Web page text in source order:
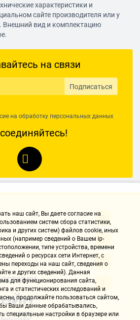
характеристики и
сайте производителя или у
Внешний вид и комплектацию
на связи
Подписаться
на обработку персональных данных
наш cайт, Вы даете согласие на
систем сбора статистики,
и других систем) файлов cookie, иных
(например сведений о Вашем ip-
типе устройства, времени
о ресурсах сети Интернет, с
переходы на наш сайт, сведения о
и других сведений). Данная
для функционирования сайта,
и статистических исследований и
продолжайте пользоваться сайтом,
Ваши данные обрабатывались,
специальные настройки в браузере или